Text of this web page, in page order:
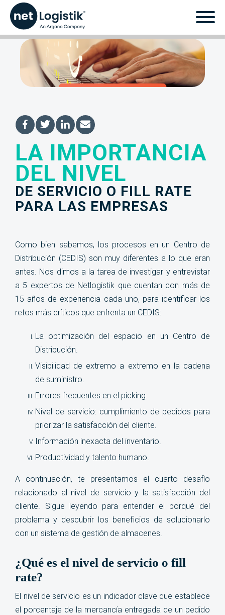
La importancia del
nivel de servicio o fill
rate para las empresas
LA IMPORTANCIA
DEL NIVEL
DE SERVICIO O FILL RATE
PARA LAS EMPRESAS
Como bien sabemos, los procesos en un Centro de
Distribución (CEDIS) son muy diferentes a lo que eran
antes. Nos dimos a la tarea de investigar y entrevistar
a 5 expertos de Netlogistik que cuentan con más de
15 años de experiencia cada uno, para identificar los
retos más críticos que enfrenta un CEDIS:
La optimización del espacio en un Centro de
Distribución.
Visibilidad de extremo a extremo en la cadena
de suministro.
Errores frecuentes en el picking.
Nivel de servicio: cumplimiento de pedidos para
priorizar la satisfacción del cliente.
Información inexacta del inventario.
Productividad y talento humano.
A continuación, te presentamos el cuarto desafío
relacionado al nivel de servicio y la satisfacción del
cliente. Sigue leyendo para entender el porqué del
problema y descubrir los beneficios de solucionarlo
con un sistema de gestión de almacenes
¿Qué es el nivel de servicio o fill
rate?
El nivel de servicio es un indicador clave que establece
el porcentaje de la mercancía entregada de un pedido